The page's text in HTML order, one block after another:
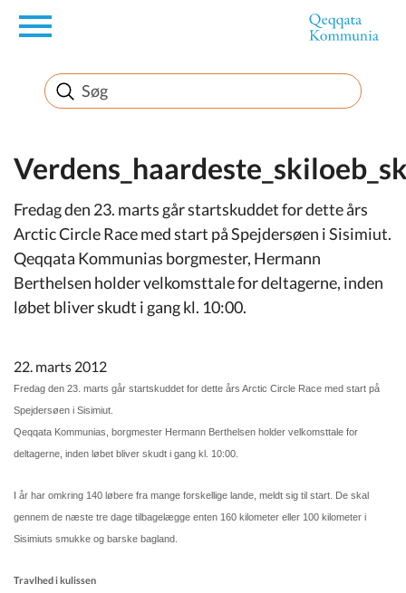
en
Borger
Erhverv
Politik
Turisme
Selvbetjening
Kommuneplan
Fredag den 23. marts går startskuddet for dette års
Arctic Circle Race med start på Spejdersøen i Sisimiut.
Qeqqata Kommunias borgmester, Hermann
Berthelsen holder velkomsttale for deltagerne, inden
løbet bliver skudt i gang kl. 10:00.
22. marts 2012
Fredag den 23. marts går startskuddet for dette års Arctic Circle Race med start på
Spejdersøen i Sisimiut.
Qeqqata Kommunias, borgmester Hermann Berthelsen holder velkomsttale for
deltagerne, inden løbet bliver skudt i gang kl. 10:00.
I år har omkring 140 løbere fra mange forskellige lande, meldt sig til start. De skal
gennem de næste tre dage tilbagelægge enten 160 kilometer eller 100 kilometer i
Sisimiuts smukke og barske bagland.
Travlhed i kulissen